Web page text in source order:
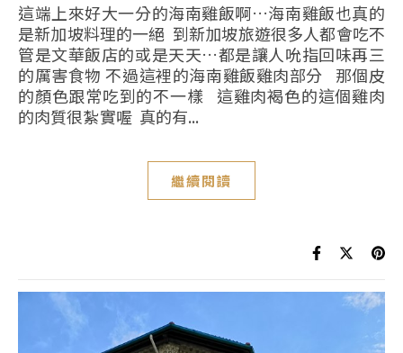
這端上來好大一分的海南雞飯啊…海南雞飯也真的
是新加坡料理的一絕 到新加坡旅遊很多人都會吃不
管是文華飯店的或是天天…都是讓人吮指回味再三
的厲害食物 不過這裡的海南雞飯雞肉部分 那個皮
的顏色跟常吃到的不一樣 這雞肉褐色的這個雞肉
的肉質很紮實喔 真的有...
繼續閱讀